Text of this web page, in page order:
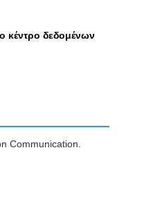
κέντρο δεδομένων
Communication.